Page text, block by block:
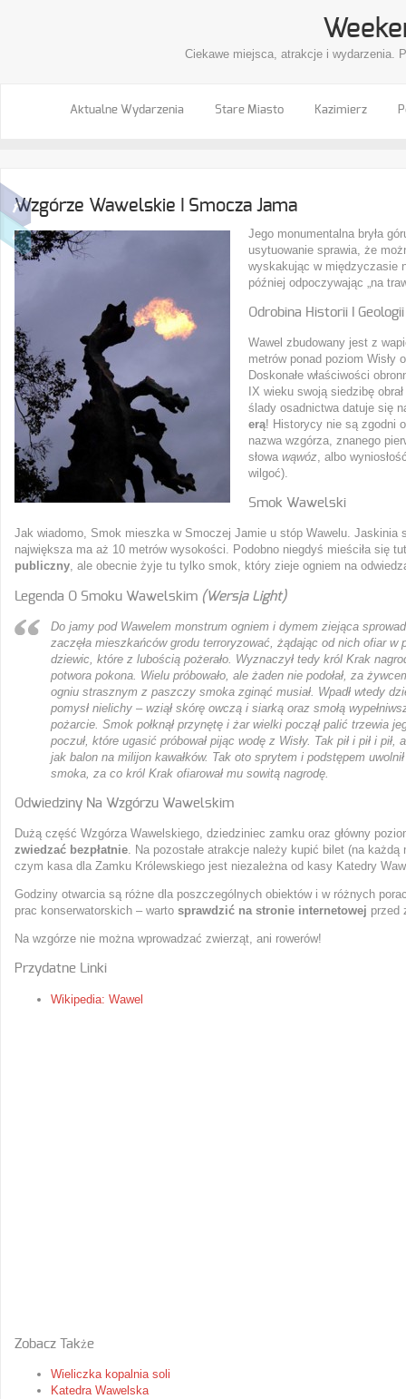
Ciekawe miejsca, atrakcje i wydarzenia.
Aktualne Wydarzenia Stare Miasto Kazimierz
Wzgórze Wawelskie I Smocza Jama
Jego monumentalna bryła
usytuowanie sprawia, że
wyskakując w międzyczasie
później odpoczywając „na
Odrobina Historii I Geologii
Wawel zbudowany jest z
metrów ponad poziom Wisły
Doskonałe właściwości
IX wieku swoją siedzibę
ślady osadnictwa datuje się
erą! Historycy nie są zgodni
nazwa wzgórza, znanego
słowa wąwóz , albo
wilgoć).
Smok Wawelski
Jak wiadomo, Smok mieszka w Smoczej Jamie u stóp Wawelu. Jaskinia
największa ma aż 10 metrów wysokości. Podobno niegdyś mieściła się
publiczny, ale obecnie żyje tu tylko smok, który zieje ogniem na
Legenda O Smoku Wawelskim (wersja Light)
Do jamy pod Wawelem monstrum ogniem i dymem ziejąca
zaczęła mieszkańców grodu terroryzować, żądając od nich ofiar w
dziewic, które z lubością pożerało. Wyznaczył tedy król Krak
potwora pokona. Wielu próbowało, ale żaden nie podołał, za
ogniu strasznym z paszczy smoka zginąć musiał. Wpadł wtedy
pomysł nielichy – wziął skórę owczą i siarką oraz smołą
pożarcie. Smok połknął przynętę i żar wielki począł palić trzewia
poczuł, które ugasić próbował pijąc wodę z Wisły. Tak pił i pił i pił,
jak balon na milijon kawałków. Tak oto sprytem i podstępem
smoka, za co król Krak ofiarował mu sowitą nagrodę.
Odwiedziny Na Wzgórzu Wawelskim
Dużą część Wzgórza Wawelskiego, dziedziniec zamku oraz główny
zwiedzać bezpłatnie. Na pozostałe atrakcje należy kupić bilet (na
czym kasa dla Zamku Królewskiego jest niezależna od kasy Katedry
Godziny otwarcia są różne dla poszczególnych obiektów i w różnych
prac konserwatorskich – warto sprawdzić na stronie internetowej przed
Na wzgórze nie można wprowadzać zwierząt, ani rowerów!
Przydatne Linki
Wikipedia: Wawel
Zobacz Także
Wieliczka kopalnia soli
Katedra Wawelska